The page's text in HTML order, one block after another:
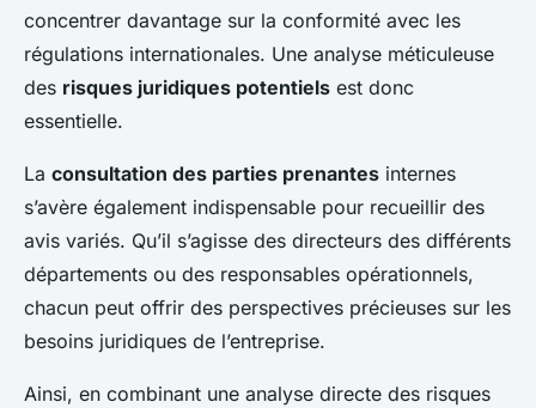
concentrer davantage sur la conformité avec les
régulations internationales. Une analyse méticuleuse
des risques juridiques potentiels est donc
essentielle.
La consultation des parties prenantes internes
s’avère également indispensable pour recueillir des
avis variés. Qu’il s’agisse des directeurs des différents
départements ou des responsables opérationnels,
chacun peut offrir des perspectives précieuses sur les
besoins juridiques de l’entreprise.
Ainsi, en combinant une analyse directe des risques